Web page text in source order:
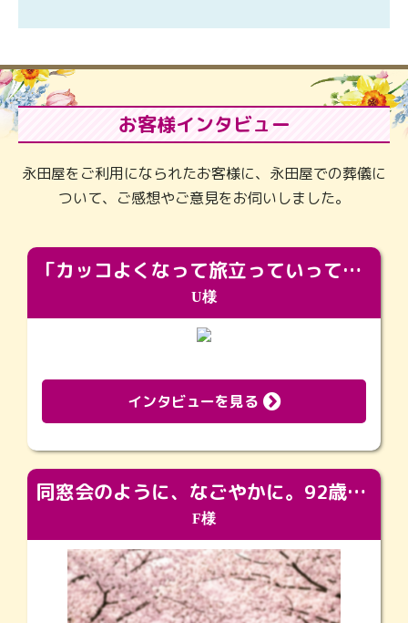
お客様インタビュー
永田屋をご利用になられたお客様に、永田屋での葬儀に
ついて、ご感想やご意見をお伺いしました。
「カッコよくなって旅立っていってくれました（笑）もっとカッコいいって言ってあげればよかったな」
U様
インタビューを見る
同窓会のように、なごやかに。92歳の旅立ちを彩った、再会と感謝の場
F様